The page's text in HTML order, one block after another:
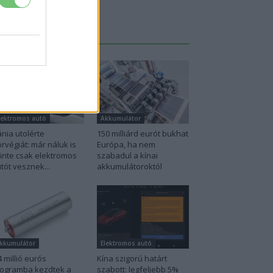
cikkek
autó
utolérte
már náluk is
csak elektromos
vesznek...
Akkumulátor
150 milliárd eurót bukhat
Európa, ha nem
szabadul a kínai
akkumulátoroktól
millió eurós
kezdtek a
Elektromos autó
Kína szigorú határt
szabott: legfeljebb 5%